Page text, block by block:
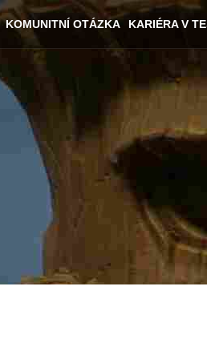
KOMUNITNÍ OTÁZKA KARIÉRA V